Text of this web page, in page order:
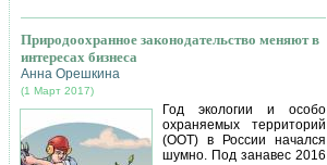
Природоохранное законодательство меняют в
интересах бизнеса
Анна Орешкина
(1 Март 2017)
Год экологии и особо
охраняемых территорий
(ООТ) в России начался
шумно. Под занавес 2016